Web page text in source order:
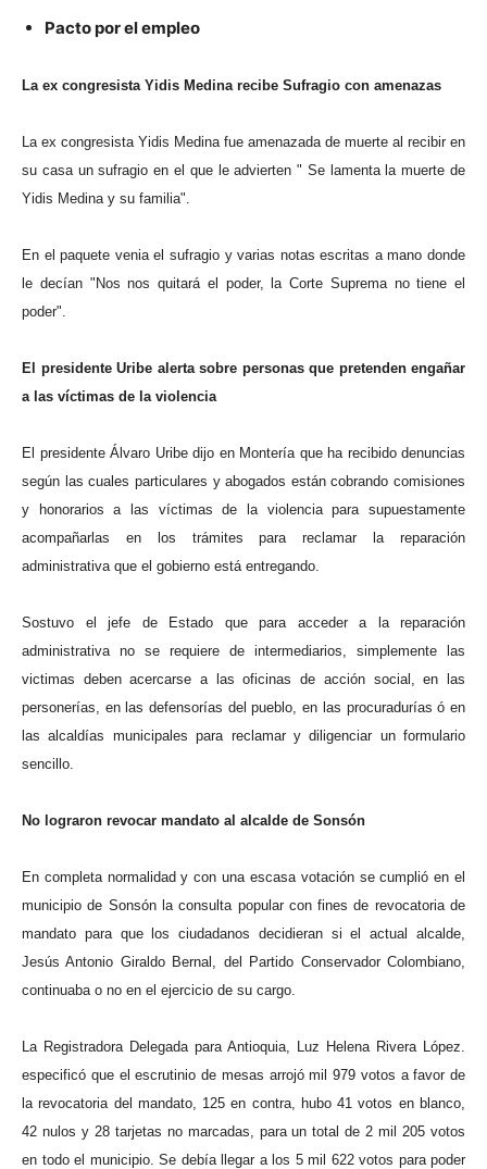
Pacto por el empleo
La ex congresista Yidis Medina recibe Sufragio con amenazas
La ex congresista Yidis Medina fue amenazada de muerte al recibir en
su casa un sufragio en el que le advierten " Se lamenta la muerte de
Yidis Medina y su familia".
En el paquete venia el sufragio y varias notas escritas a mano donde
le decían "Nos nos quitará el poder, la Corte Suprema no tiene el
poder".
El presidente Uribe alerta sobre personas que pretenden engañar
a las víctimas de la violencia
El presidente Álvaro Uribe dijo en Montería que ha recibido denuncias
según las cuales particulares y abogados están cobrando comisiones
y honorarios a las víctimas de la violencia para supuestamente
acompañarlas en los trámites para reclamar la reparación
administrativa que el gobierno está entregando.
Sostuvo el jefe de Estado que para acceder a la reparación
administrativa no se requiere de intermediarios, simplemente las
victimas deben acercarse a las oficinas de acción social, en las
personerías, en las defensorías del pueblo, en las procuradurías ó en
las alcaldías municipales para reclamar y diligenciar un formulario
sencillo.
No lograron revocar mandato al alcalde de Sonsón
En completa normalidad y con una escasa votación se cumplió en el
municipio de Sonsón la consulta popular con fines de revocatoria de
mandato para que los ciudadanos decidieran si el actual alcalde,
Jesús Antonio Giraldo Bernal, del Partido Conservador Colombiano,
continuaba o no en el ejercicio de su cargo.
La Registradora Delegada para Antioquia, Luz Helena Rivera López.
especificó que el escrutinio de mesas arrojó mil 979 votos a favor de
la revocatoria del mandato, 125 en contra, hubo 41 votos en blanco,
42 nulos y 28 tarjetas no marcadas, para un total de 2 mil 205 votos
en todo el municipio. Se debía llegar a los 5 mil 622 votos para poder